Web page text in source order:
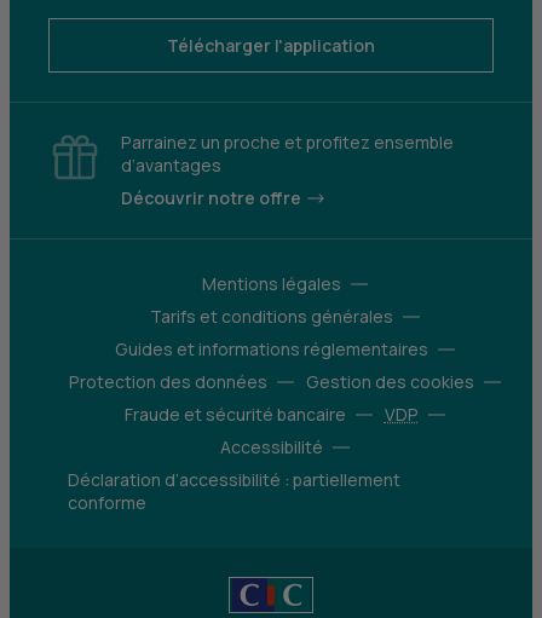
Télécharger l'application
Parrainez un proche et profitez ensemble
d’avantages
Découvrir notre offre
Mentions légales
Tarifs et conditions générales
Guides et informations réglementaires
Protection des données
Gestion des cookies
Fraude et sécurité bancaire
VDP
Accessibilité
Déclaration d’accessibilité : partiellement
conforme